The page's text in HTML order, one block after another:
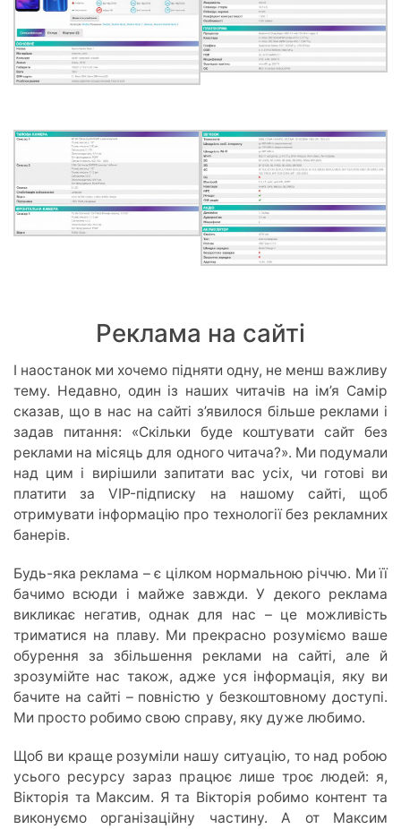
Реклама на сайті
І наостанок ми хочемо підняти одну, не менш важливу
тему. Недавно, один із наших читачів на ім’я Самір
сказав, що в нас на сайті з’явилося більше реклами і
задав питання: «Скільки буде коштувати сайт без
реклами на місяць для одного читача?». Ми подумали
над цим і вирішили запитати вас усіх, чи готові ви
платити за VIP-підписку на нашому сайті, щоб
отримувати інформацію про технології без рекламних
банерів.
Будь-яка реклама – є цілком нормальною річчю. Ми її
бачимо всюди і майже завжди. У декого реклама
викликає негатив, однак для нас – це можливість
триматися на плаву. Ми прекрасно розуміємо ваше
обурення за збільшення реклами на сайті, але й
зрозумійте нас також, адже уся інформація, яку ви
бачите на сайті – повністю у безкоштовному доступі.
Ми просто робимо свою справу, яку дуже любимо.
Щоб ви краще розуміли нашу ситуацію, то над робою
усього ресурсу зараз працює лише троє людей: я,
Вікторія та Максим. Я та Вікторія робимо контент та
виконуємо організаційну частину. А от Максим